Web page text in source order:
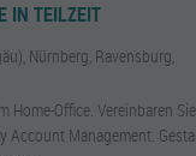
IN TEILZEIT
Nürnberg, Ravensburg,
Home-Office. Vereinbaren Sie
Account Management.